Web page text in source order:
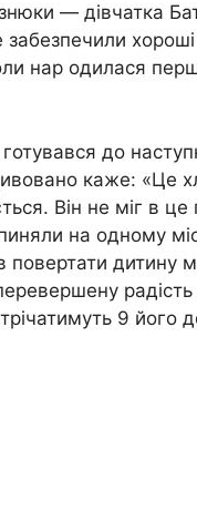
— дівчатка
нар одилася
до
каже: «Це
Він не міг в це
на одному
дитину
радість
9 його